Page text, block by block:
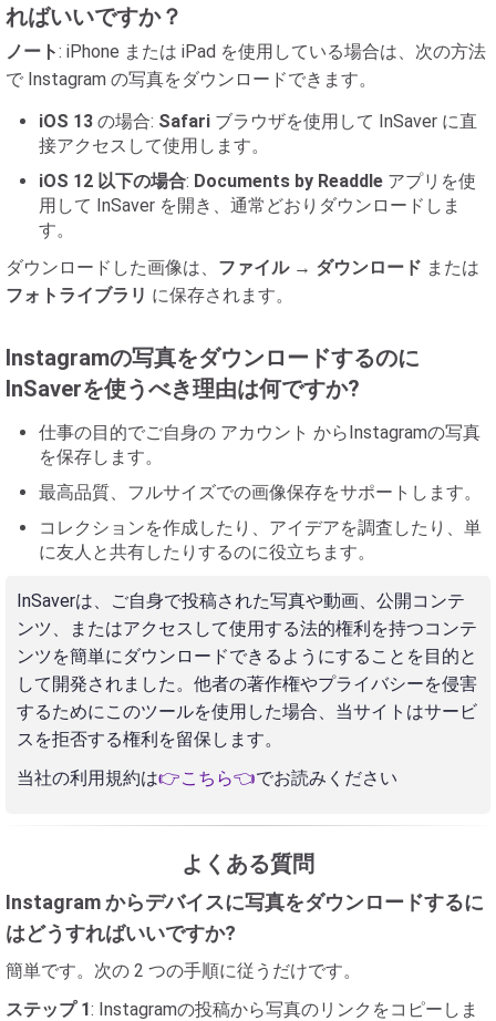
ればいいですか？
ノート: iPhone または iPad を使用している場合は、次の方法
で Instagram の写真をダウンロードできます。
iOS 13 の場合: Safari ブラウザを使用して InSaver に直
接アクセスして使用します。
iOS 12 以下の場合: Documents by Readdle アプリを使
用して InSaver を開き、通常どおりダウンロードしま
す。
ダウンロードした画像は、 ファイル→ ダウンロード または
フォトライブラリ に保存されます。
Instagramの写真をダウンロードするのに
InSaverを使うべき理由は何ですか?
仕事の目的でご自身の アカウント からInstagramの写真
を保存します。
最高品質、フルサイズでの画像保存をサポートします。
コレクションを作成したり、アイデアを調査したり、単
に友人と共有したりするのに役立ちます。
InSaverは、ご自身で投稿された写真や動画、公開コンテ
ンツ、またはアクセスして使用する法的権利を持つコンテ
ンツを簡単にダウンロードできるようにすることを目的と
して開発されました。他者の著作権やプライバシーを侵害
するためにこのツールを使用した場合、当サイトはサービ
スを拒否する権利を留保します。
当社の利用規約は👉こちら👈でお読みください
よくある質問
Instagram からデバイスに写真をダウンロードするに
はどうすればいいですか?
簡単です。次の 2 つの手順に従うだけです。
ステップ 1: Instagramの投稿から写真のリンクをコピーしま